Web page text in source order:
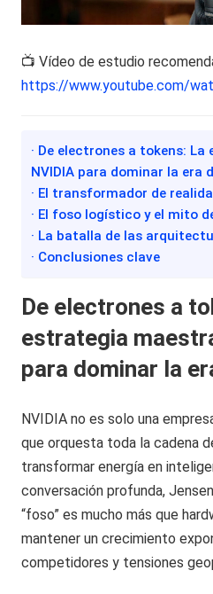
📺 Vídeo de estudio
https://www.youtube.com/
· De electrones a tokens:
NVIDIA para dominar la era
· El transformador de
· El foso logístico y el mito
· La batalla de las
· Conclusiones clave
De electrones a
estrategia
para dominar la
NVIDIA no es solo una
que orquesta toda la cadena
transformar energía en
conversación profunda,
“foso” es mucho más que
mantener un crecimiento
competidores y tensiones